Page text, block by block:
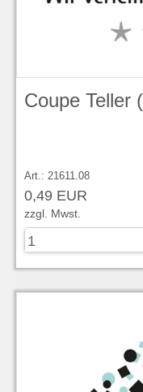
Art.: 21611.08
0,49 EUR
zzgl. Mwst.
zu